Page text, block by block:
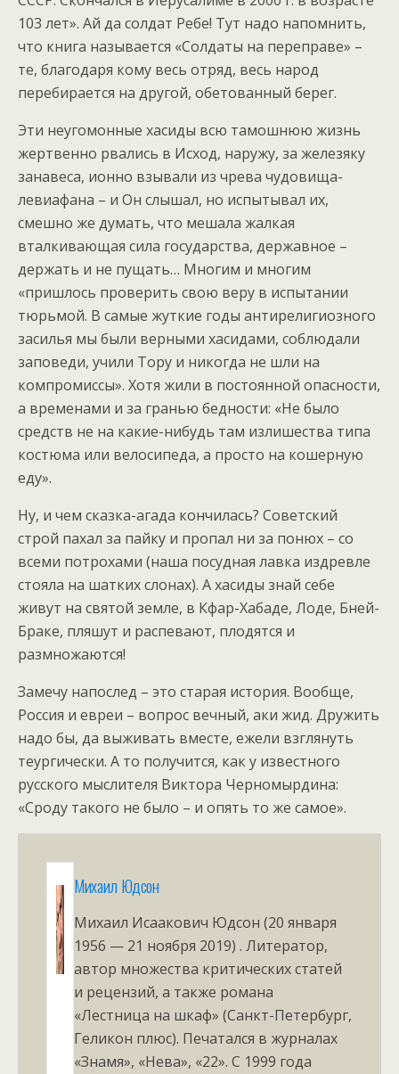
103 лет». Ай да солдат Ребе! Тут надо напомнить,
что книга называется «Солдаты на переправе» –
те, благодаря кому весь отряд, весь народ
перебирается на другой, обетованный берег.
Эти неугомонные хасиды всю тамошнюю жизнь
жертвенно рвались в Исход, наружу, за железяку
занавеса, ионно взывали из чрева чудовища-
левиафана – и Он слышал, но испытывал их,
смешно же думать, что мешала жалкая
вталкивающая сила государства, державное –
держать и не пущать… Многим и многим
«пришлось проверить свою веру в испытании
тюрьмой. В самые жуткие годы антирелигиозного
засилья мы были верными хасидами, соблюдали
заповеди, учили Тору и никогда не шли на
компромиссы». Хотя жили в постоянной опасности,
а временами и за гранью бедности: «Не было
средств не на какие-нибудь там излишества типа
костюма или велосипеда, а просто на кошерную
еду».
Ну, и чем сказка-агада кончилась? Советский
строй пахал за пайку и пропал ни за понюх – со
всеми потрохами (наша посудная лавка издревле
стояла на шатких слонах). А хасиды знай себе
живут на святой земле, в Кфар-Хабаде, Лоде, Бней-
Браке, пляшут и распевают, плодятся и
размножаются!
Замечу напослед – это старая история. Вообще,
Россия и евреи – вопрос вечный, аки жид. Дружить
надо бы, да выживать вместе, ежели взглянуть
теургически. А то получится, как у известного
русского мыслителя Виктора Черномырдина:
«Сроду такого не было – и опять то же самое».
Михаил Юдсон
Михаил Исаакович Юдсон (20 января
1956 — 21 ноября 2019) . Литератор,
автор множества критических статей
и рецензий, а также романа
«Лестница на шкаф» (Санкт-Петербург,
Геликон плюс). Печатался в журналах
«Знамя», «Нева», «22». С 1999 года